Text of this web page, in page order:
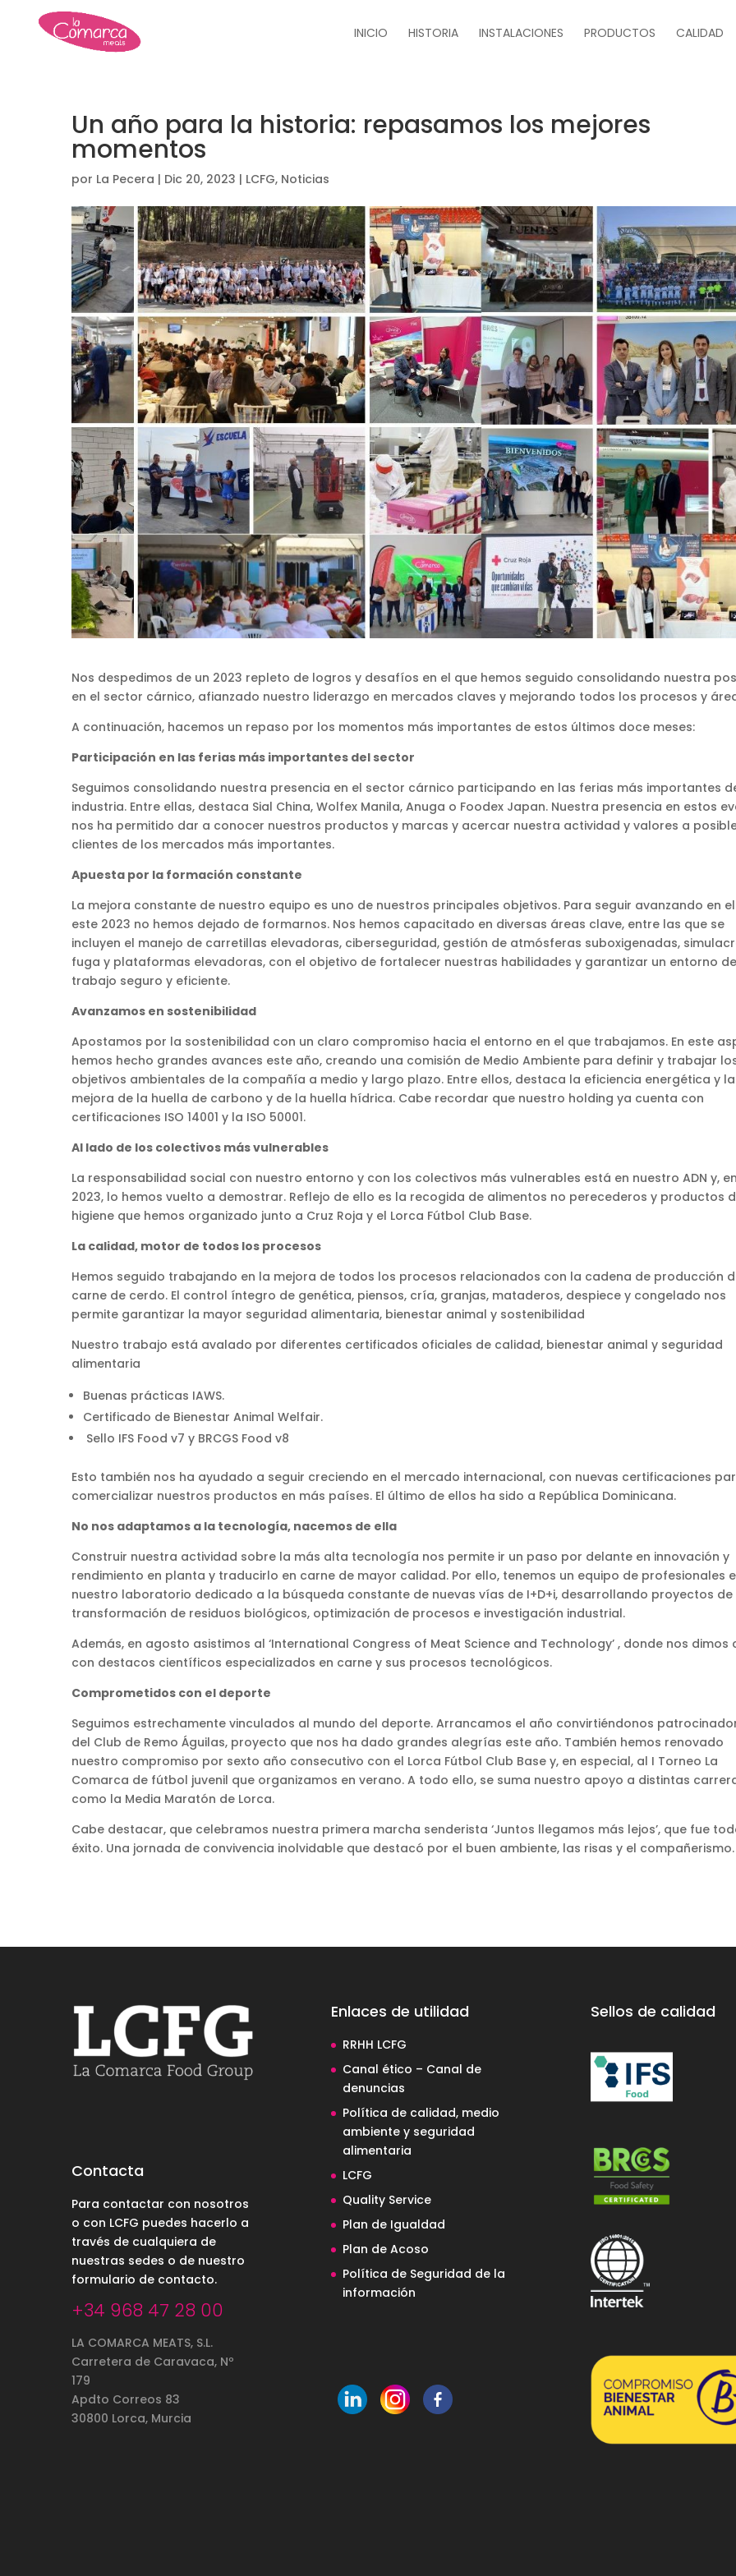
INICIO HISTORIA INSTALACIONES PRODUCTOS CALIDAD
Un año para la historia: repasamos los mejores
momentos
por La Pecera | Dic 20, 2023 | LCFG, Noticias
Nos despedimos de un 2023 repleto de logros y desafíos en el que hemos seguido consolidando nuestra
en el sector cárnico, afianzado nuestro liderazgo en mercados claves y mejorando todos los procesos y
A continuación, hacemos un repaso por los momentos más importantes de estos últimos doce meses:
Participación en las ferias más importantes del sector
Seguimos consolidando nuestra presencia en el sector cárnico participando en las ferias más importantes
industria. Entre ellas, destaca Sial China, Wolfex Manila, Anuga o Foodex Japan. Nuestra presencia en estos
nos ha permitido dar a conocer nuestros productos y marcas y acercar nuestra actividad y valores a
clientes de los mercados más importantes.
Apuesta por la formación constante
La mejora constante de nuestro equipo es uno de nuestros principales objetivos. Para seguir avanzando en
este 2023 no hemos dejado de formarnos. Nos hemos capacitado en diversas áreas clave, entre las que se
incluyen el manejo de carretillas elevadoras, ciberseguridad, gestión de atmósferas suboxigenadas,
fuga y plataformas elevadoras, con el objetivo de fortalecer nuestras habilidades y garantizar un entorno de
trabajo seguro y eficiente.
Avanzamos en sostenibilidad
Apostamos por la sostenibilidad con un claro compromiso hacia el entorno en el que trabajamos. En este
hemos hecho grandes avances este año, creando una comisión de Medio Ambiente para definir y trabajar
objetivos ambientales de la compañía a medio y largo plazo. Entre ellos, destaca la eficiencia energética y la
mejora de la huella de carbono y de la huella hídrica. Cabe recordar que nuestro holding ya cuenta con
certificaciones ISO 14001 y la ISO 50001.
Al lado de los colectivos más vulnerables
La responsabilidad social con nuestro entorno y con los colectivos más vulnerables está en nuestro ADN y, en
2023, lo hemos vuelto a demostrar. Reflejo de ello es la recogida de alimentos no perecederos y productos
higiene que hemos organizado junto a Cruz Roja y el Lorca Fútbol Club Base.
La calidad, motor de todos los procesos
Hemos seguido trabajando en la mejora de todos los procesos relacionados con la cadena de producción
carne de cerdo. El control íntegro de genética, piensos, cría, granjas, mataderos, despiece y congelado nos
permite garantizar la mayor seguridad alimentaria, bienestar animal y sostenibilidad
Nuestro trabajo está avalado por diferentes certificados oficiales de calidad, bienestar animal y seguridad
alimentaria
Buenas prácticas IAWS.
Certificado de Bienestar Animal Welfair.
Sello IFS Food v7 y BRCGS Food v8
Esto también nos ha ayudado a seguir creciendo en el mercado internacional, con nuevas certificaciones
comercializar nuestros productos en más países. El último de ellos ha sido a República Dominicana.
No nos adaptamos a la tecnología, nacemos de ella
Construir nuestra actividad sobre la más alta tecnología nos permite ir un paso por delante en innovación y
rendimiento en planta y traducirlo en carne de mayor calidad. Por ello, tenemos un equipo de profesionales
nuestro laboratorio dedicado a la búsqueda constante de nuevas vías de I+D+i, desarrollando proyectos de
transformación de residuos biológicos, optimización de procesos e investigación industrial.
Además, en agosto asistimos al ‘International Congress of Meat Science and Technology’ , donde nos dimos
con destacos científicos especializados en carne y sus procesos tecnológicos.
Comprometidos con el deporte
Seguimos estrechamente vinculados al mundo del deporte. Arrancamos el año convirtiéndonos
del Club de Remo Águilas, proyecto que nos ha dado grandes alegrías este año. También hemos renovado
nuestro compromiso por sexto año consecutivo con el Lorca Fútbol Club Base y, en especial, al I Torneo La
Comarca de fútbol juvenil que organizamos en verano. A todo ello, se suma nuestro apoyo a distintas
como la Media Maratón de Lorca.
Cabe destacar, que celebramos nuestra primera marcha senderista ‘Juntos llegamos más lejos’, que fue
éxito. Una jornada de convivencia inolvidable que destacó por el buen ambiente, las risas y el compañerismo.
Contacta
Para contactar con nosotros
o con LCFG puedes hacerlo a
través de cualquiera de
nuestras sedes o de nuestro
formulario de contacto.
+34 968 47 28 00
LA COMARCA MEATS, S.L.
Carretera de Caravaca, Nº
179
Apdto Correos 83
30800 Lorca, Murcia
Enlaces de utilidad
RRHH LCFG
Canal ético – Canal de
denuncias
Política de calidad, medio
ambiente y seguridad
alimentaria
LCFG
Quality Service
Plan de Igualdad
Plan de Acoso
Política de Seguridad de la
información
Sellos de calidad